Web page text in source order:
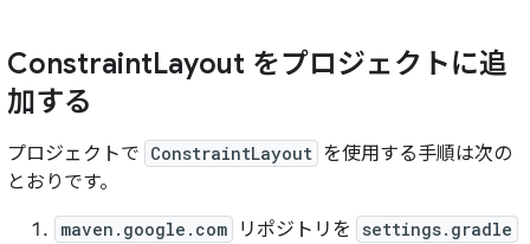
ConstraintLayout をプロジェクトに追
加する
プロジェクトで ConstraintLayout を使用する手順は次の
とおりです。
maven.google.com リポジトリを settings.gradle